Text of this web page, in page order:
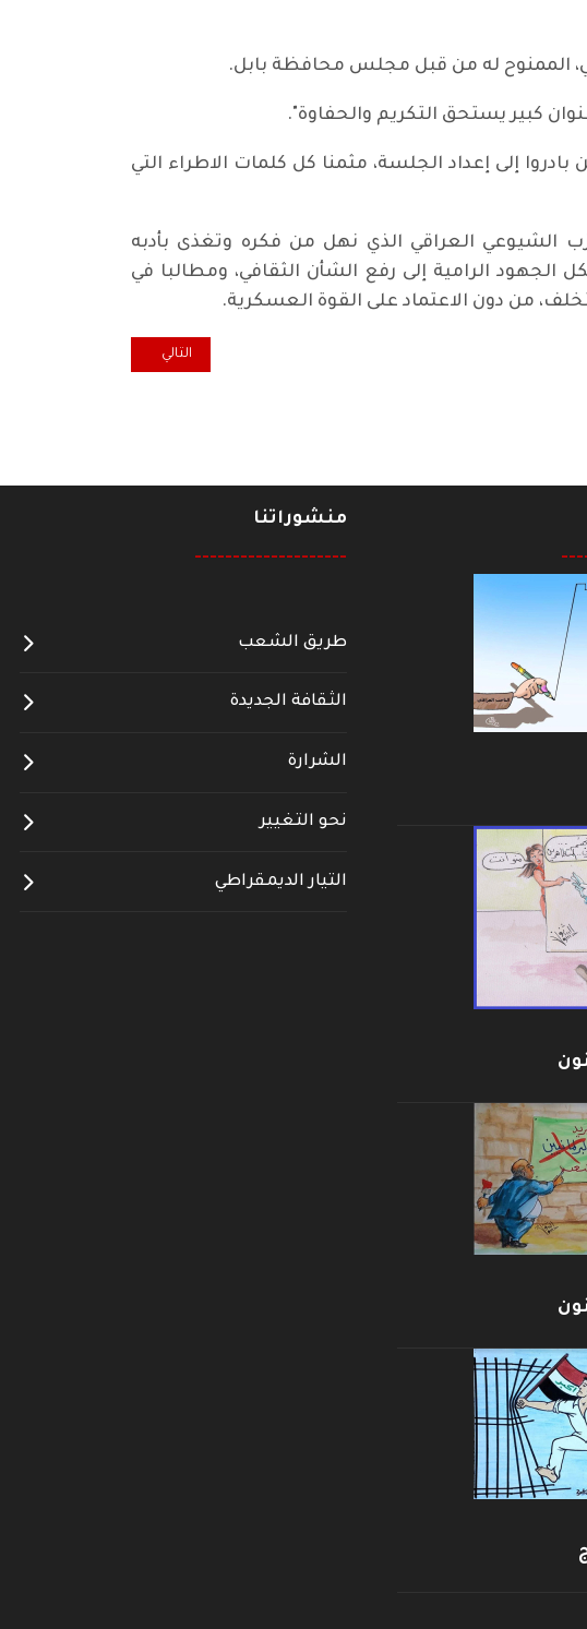
الممنوح له من قبل مجلس محافظة بابل.
كبير يستحق التكريم والحفاوة".
إلى إعداد الجلسة، مثمنا كل كلمات الاطراء التي
الشيوعي العراقي الذي نهل من فكره وتغذى بأدبه
الرامية إلى رفع الشأن الثقافي، ومطالبا في
من دون الاعتماد على القوة العسكرية.
المقال التالي: سنة على رحيل
التالي
منشوراتنا
--------------------
طريق الشعب
الثقافة الجديدة
الشرارة
نحو التغيير
التيار الديمقراطي